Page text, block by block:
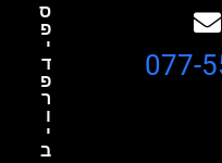
ס
פ
י
ד
פ
ר
ו
י
ב